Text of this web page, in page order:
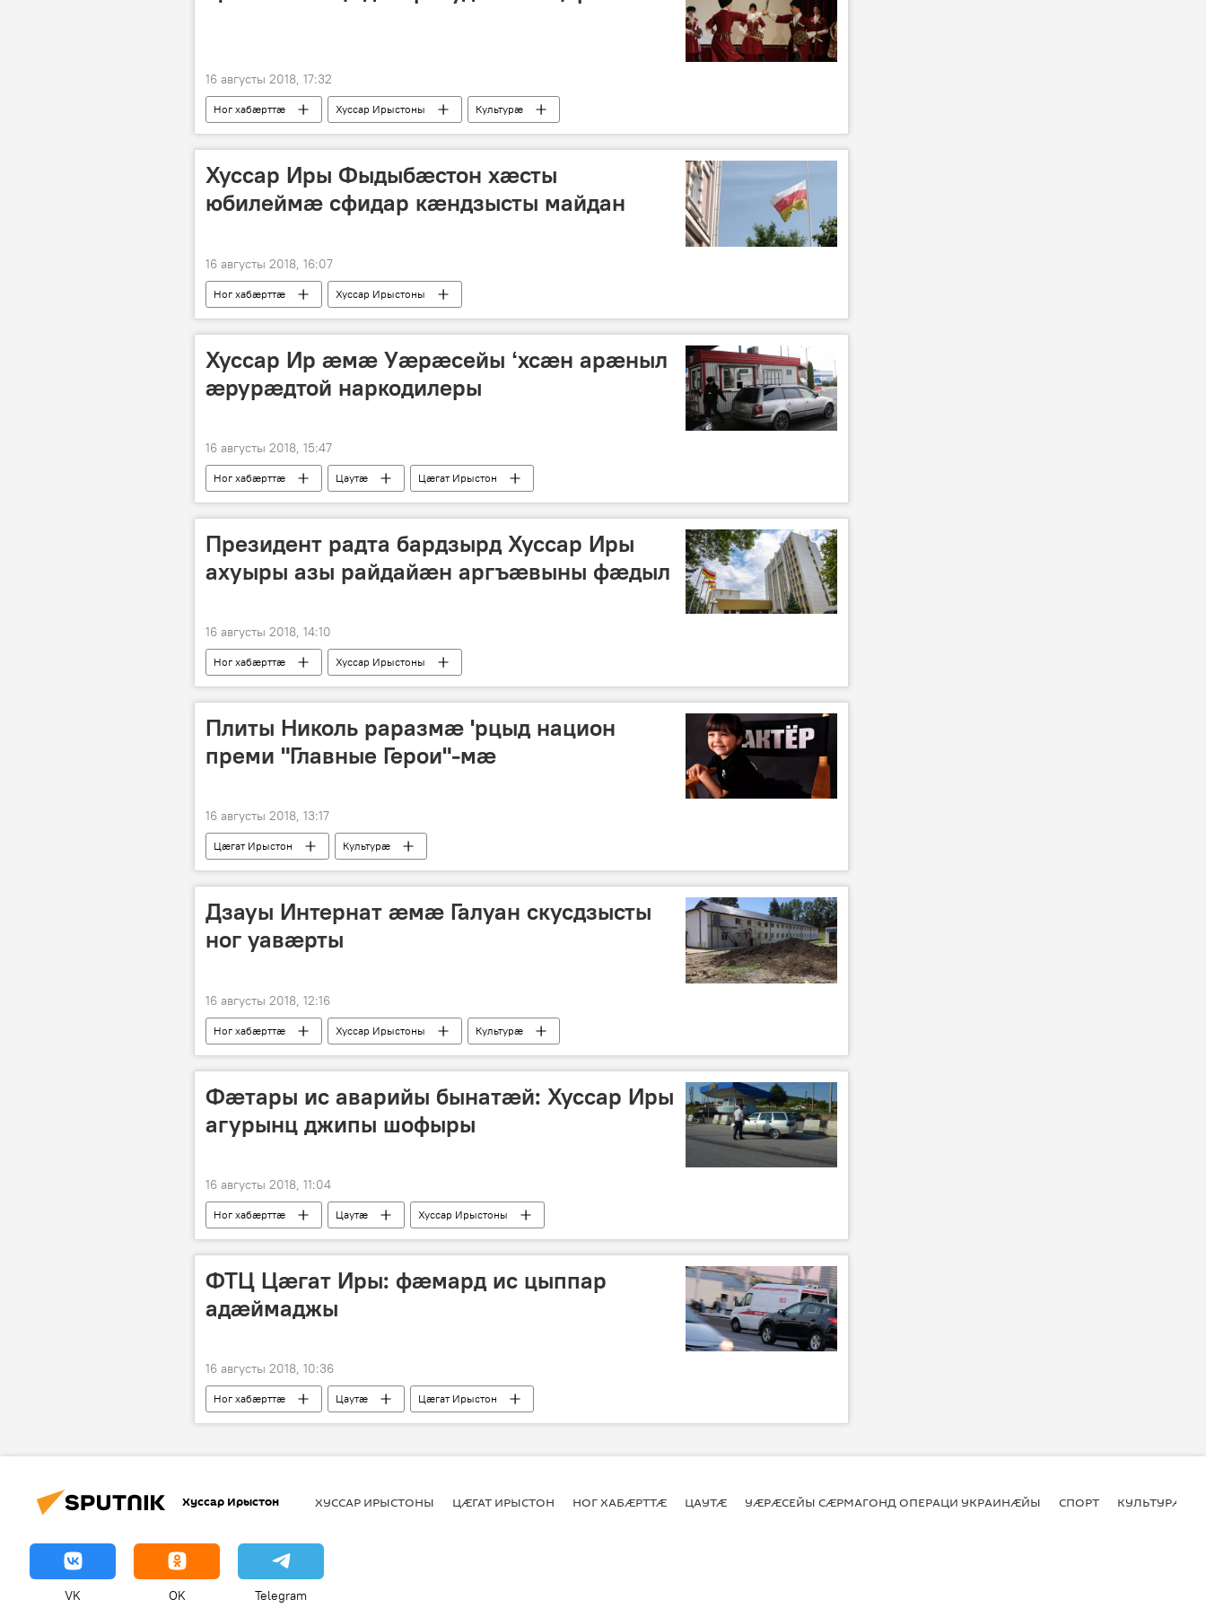
16 августы 2018, 17:32
Ног хабӕрттӕ Хуссар Ирыстоны Культурӕ
Хуссар Иры Фыдыбæстон хæсты
юбилеймæ сфидар кæндзысты майдан
16 августы 2018, 16:07
Ног хабӕрттӕ Хуссар Ирыстоны
Хуссар Ир æмæ Уæрæсейы ʻхсæн арæныл
æрурæдтой наркодилеры
16 августы 2018, 15:47
Ног хабӕрттӕ Цаутӕ Цӕгат Ирыстон
Президент радта бардзырд Хуссар Иры
ахуыры азы райдайæн аргъæвыны фæдыл
16 августы 2018, 14:10
Ног хабӕрттӕ Хуссар Ирыстоны
Плиты Николь раразмæ 'рцыд национ
преми "Главные Герои"-мæ
16 августы 2018, 13:17
Цӕгат Ирыстон Культурӕ
Дзауы Интернат æмæ Галуан скусдзысты
ног уавæрты
16 августы 2018, 12:16
Ног хабӕрттӕ Хуссар Ирыстоны Культурӕ
Фæтары ис аварийы бынатæй: Хуссар Иры
агурынц джипы шофыры
16 августы 2018, 11:04
Ног хабӕрттӕ Цаутӕ Хуссар Ирыстоны
ФТЦ Цæгат Иры: фæмард ис цыппар
адæймаджы
16 августы 2018, 10:36
Ног хабӕрттӕ Цаутӕ Цӕгат Ирыстон
Хуссар Ирыстон ХУССАР ИРЫСТОНЫ ЦӔГАТ ИРЫСТОН НОГ ХАБӔРТТӔ ЦАУТӔ УӔРӔСЕЙЫ СӔРМАГОНД ОПЕРАЦИ УКРАИНӔЙЫ СПОРТ КУЛЬТУРӔ
VK OK Telegram